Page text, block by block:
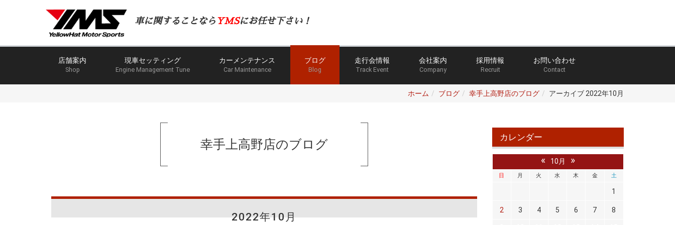
車に関することなら YMSにお任せ下さい！
店舗案内
Shop
現車セッティング
Engine Management Tune
カーメンテナンス
Car Maintenance
ブログ
Blog
走行会情報
Track Event
会社案内
Company
採用情報
Recruit
お問い合わせ
Contact
ホーム ブログ 幸手上高野店のブログ アーカイブ 2022年10月
幸手上高野店のブログ
2022年10月
カレンダー
« 10月 »
日 月 火 水 木 金 土
1
2 3 4 5 6 7 8